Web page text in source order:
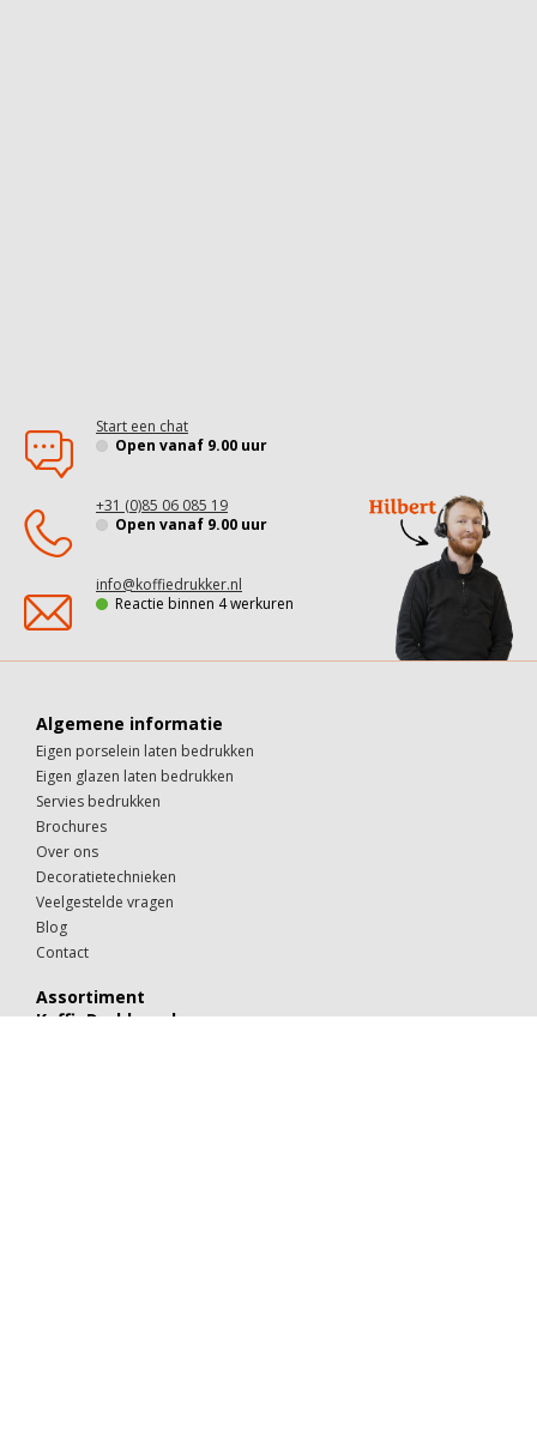
Start een chat
Open vanaf 9.00 uur
+31 (0)85 06 085 19
Open vanaf 9.00 uur
info@koffiedrukker.nl
Reactie binnen 4 werkuren
Algemene informatie
Eigen porselein laten bedrukken
Eigen glazen laten bedrukken
Servies bedrukken
Brochures
Over ons
Decoratietechnieken
Veelgestelde vragen
Blog
Contact
Assortiment
KoffieDrukker.nl